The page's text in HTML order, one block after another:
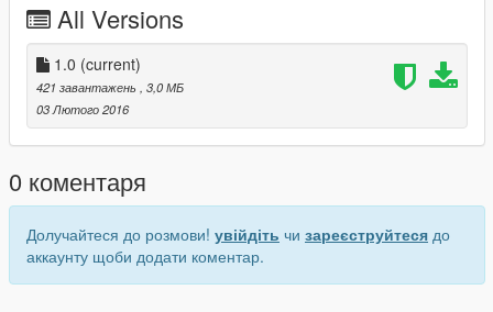
All Versions
1.0 (current)
421 завантажень
, 3,0 МБ
03 Лютого 2016
0 коментаря
Долучайтеся до розмови! увійдіть чи зареєструйтеся до
аккаунту щоби додати коментар.